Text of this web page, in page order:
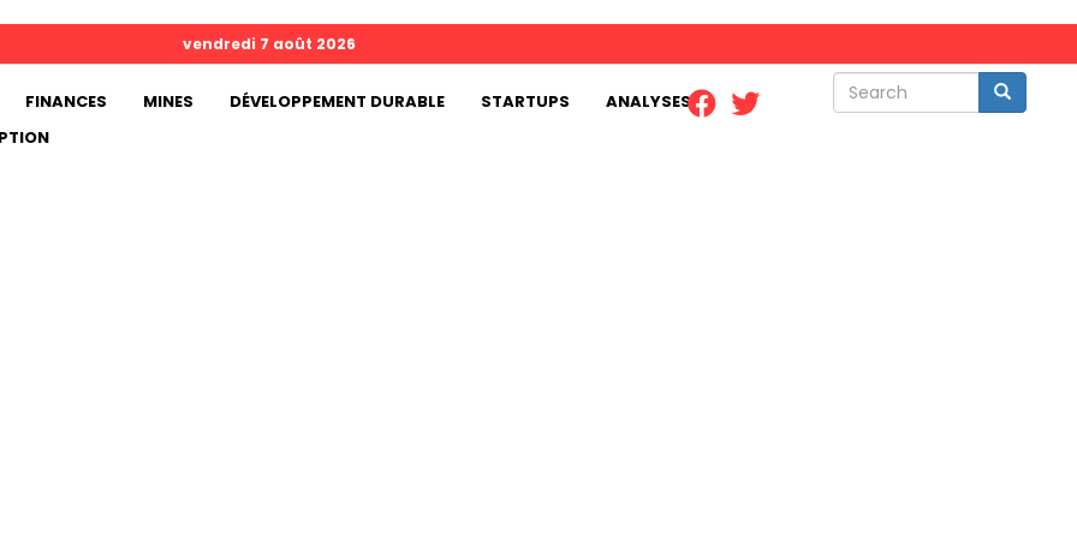
Search Search
vendredi 7 août 2026
FINANCES MINES DÉVELOPPEMENT DURABLE STARTUPS
ANALYSES